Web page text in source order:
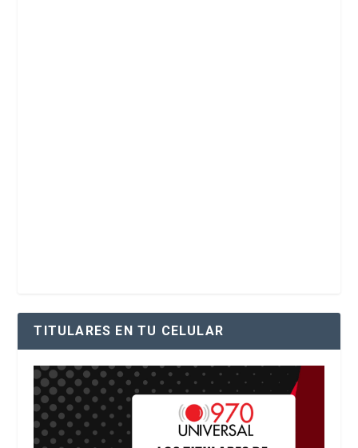
TITULARES EN TU CELULAR